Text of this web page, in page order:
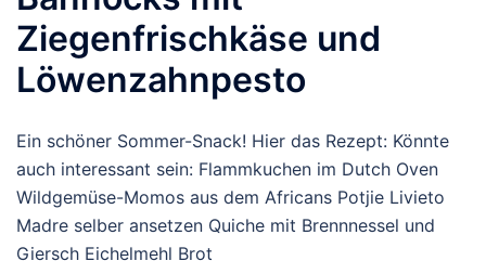
Ziegenfrischkäse und
Löwenzahnpesto
Ein schöner Sommer-Snack! Hier das Rezept: Könnte
auch interessant sein: Flammkuchen im Dutch Oven
Wildgemüse-Momos aus dem Africans Potjie Livieto
Madre selber ansetzen Quiche mit Brennnessel und
Giersch Eichelmehl Brot